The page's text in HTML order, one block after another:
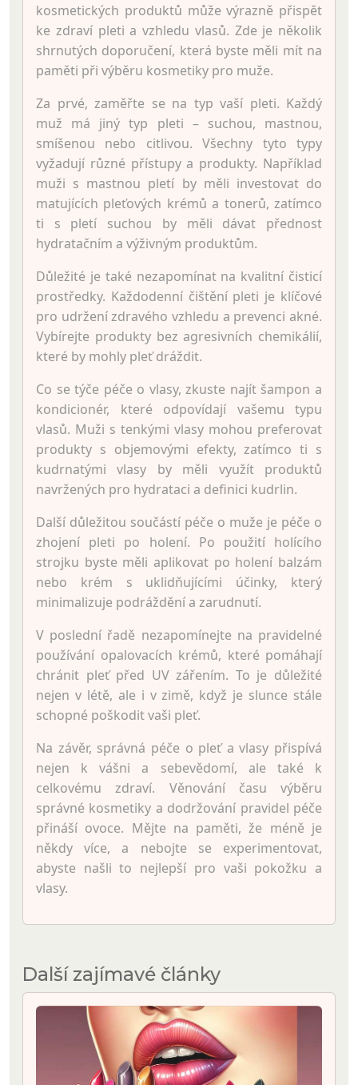
kosmetických produktů může výrazně přispět
ke zdraví pleti a vzhledu vlasů. Zde je několik
shrnutých doporučení, která byste měli mít na
paměti při výběru kosmetiky pro muže.
Za prvé, zaměřte se na typ vaší pleti. Každý
muž má jiný typ pleti – suchou, mastnou,
smíšenou nebo citlivou. Všechny tyto typy
vyžadují různé přístupy a produkty. Například
muži s mastnou pletí by měli investovat do
matujících pleťových krémů a tonerů, zatímco
ti s pletí suchou by měli dávat přednost
hydratačním a výživným produktům.
Důležité je také nezapomínat na kvalitní čisticí
prostředky. Každodenní čištění pleti je klíčové
pro udržení zdravého vzhledu a prevenci akné.
Vybírejte produkty bez agresivních chemikálií,
které by mohly pleť dráždit.
Co se týče péče o vlasy, zkuste najít šampon a
kondicionér, které odpovídají vašemu typu
vlasů. Muži s tenkými vlasy mohou preferovat
produkty s objemovými efekty, zatímco ti s
kudrnatými vlasy by měli využít produktů
navržených pro hydrataci a definici kudrlin.
Další důležitou součástí péče o muže je péče o
zhojení pleti po holení. Po použití holícího
strojku byste měli aplikovat po holení balzám
nebo krém s uklidňujícími účinky, který
minimalizuje podráždění a zarudnutí.
V poslední řadě nezapomínejte na pravidelné
používání opalovacích krémů, které pomáhají
chránit pleť před UV zářením. To je důležité
nejen v létě, ale i v zimě, když je slunce stále
schopné poškodit vaši pleť.
Na závěr, správná péče o pleť a vlasy přispívá
nejen k vášni a sebevědomí, ale také k
celkovému zdraví. Věnování času výběru
správné kosmetiky a dodržování pravidel péče
přináší ovoce. Mějte na paměti, že méně je
někdy více, a nebojte se experimentovat,
abyste našli to nejlepší pro vaši pokožku a
vlasy.
Další zajímavé články